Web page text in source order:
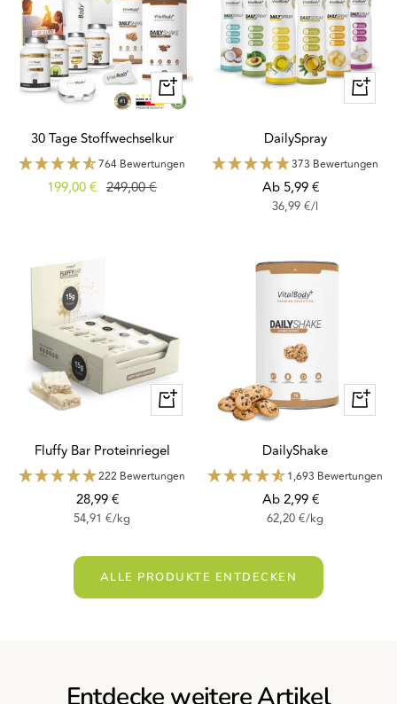
Schnellansicht
30 Tage Stoffwechselkur
764 Bewertungen
Angebotspreis
199,00 € Regulärer
249,00 €
DailySpray
373 Bewertungen
Angebotspreis
Ab 5,99 €
36,99 €/l
Schnellansicht
Fluffy Bar Proteinriegel
222 Bewertungen
Angebotspreis
28,99 €
54,91 €/kg
DailyShake
1,693 Bewertungen
Angebotspreis
Ab 2,99 €
62,20 €/kg
ALLE PRODUKTE ENTDECKEN
Entdecke weitere Artikel